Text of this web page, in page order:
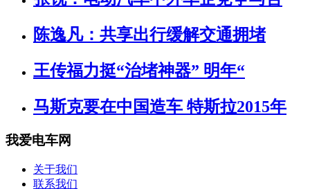
陈逸凡：共享出行缓解交通拥堵
王传福力挺“治堵神器” 明年“
马斯克要在中国造车 特斯拉2015年
我爱电车网
关于我们
联系我们